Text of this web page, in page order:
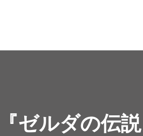
ゼルダの伝